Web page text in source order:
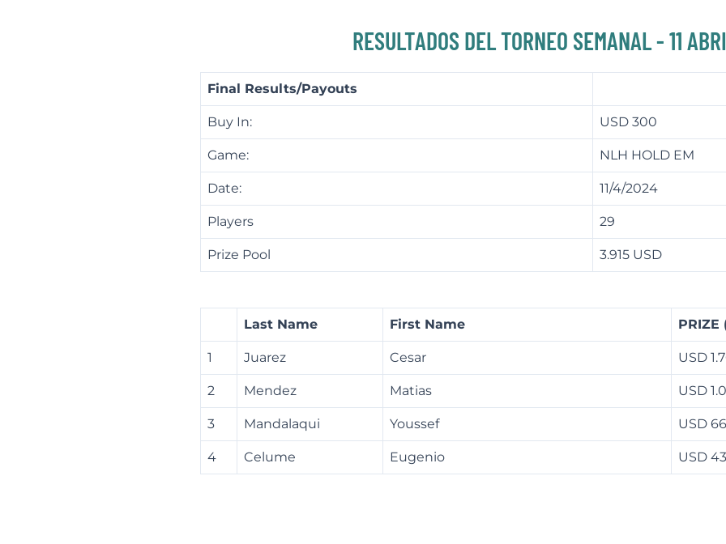
RESULTADOS DEL TORNEO SEMANAL - 11
Final Results/Payouts
Buy In: USD 300
Game: NLH HOLD EM
Date: 11/4/2024
Players 29
Prize Pool 3.915 USD
Last Name First Name PRIZE
1 Juarez Cesar USD
2 Mendez Matias USD
3 Mandalaqui Youssef USD
4 Celume Eugenio USD